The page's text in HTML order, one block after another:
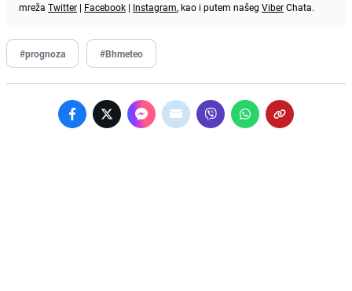
mreža Twitter | Facebook | Instagram, kao i putem našeg ViberChata.
#prognoza #Bhmeteo